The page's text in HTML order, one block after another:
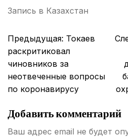
Запись в Казахстан
Навигация
по
записям
Предыдущая: Токаев
раскритиковал
чиновников за
неотвеченные вопросы
по коронавирусу
Добавить комментарий
Ваш адрес email не будет